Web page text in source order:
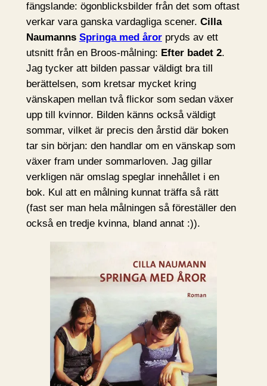
fängslande: ögonblicksbilder från det som oftast
verkar vara ganska vardagliga scener. Cilla
Naumanns Springa med årorpryds av ett
utsnitt från en Broos-målning: Efter badet 2.
Jag tycker att bilden passar väldigt bra till
berättelsen, som kretsar mycket kring
vänskapen mellan två flickor som sedan växer
upp till kvinnor. Bilden känns också väldigt
sommar, vilket är precis den årstid där boken
tar sin början: den handlar om en vänskap som
växer fram under sommarloven. Jag gillar
verkligen när omslag speglar innehållet i en
bok. Kul att en målning kunnat träffa så rätt
(fast ser man hela målningen så föreställer den
också en tredje kvinna, bland annat :)).